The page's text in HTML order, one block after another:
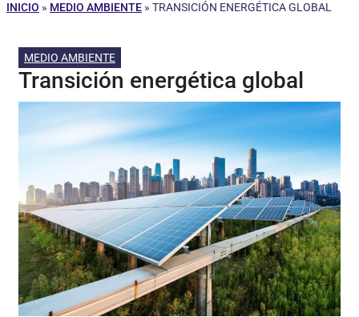
INICIO » MEDIO AMBIENTE » TRANSICIÓN ENERGÉTICA GLOBAL
MEDIO AMBIENTE
Transición energética global